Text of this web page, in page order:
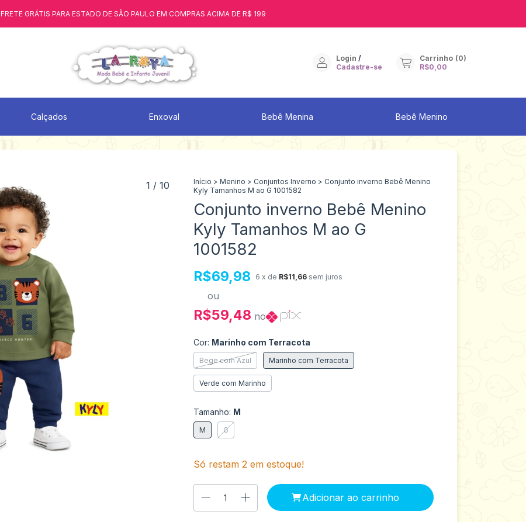
FRETE GRÁTIS PARA ESTADO DE SÃO PAULO EM COMPRAS ACIMA DE R$ 199
Login /
Cadastre-se
Carrinho (0)
R$0,00
Calçados Enxoval Bebê Menina Bebê Menino
1 / 10 Início > Menino > Conjuntos Inverno > Conjunto inverno Bebê Menino
Kyly Tamanhos M ao G 1001582
Conjunto inverno Bebê Menino
Kyly Tamanhos M ao G
1001582
R$69,98 6 x de R$11,66 sem juros
ou
R$59,48 no
Cor: Marinho com Terracota
Bege com Azul Marinho com Terracota
Verde com Marinho
Tamanho: M
M G
Só restam 2em estoque!